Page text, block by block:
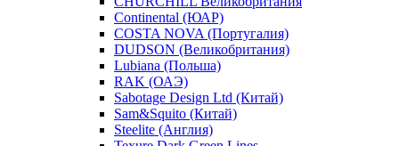
Continental (ЮАР)
COSTA NOVA (Португалия)
DUDSON (Великобритания)
Lubiana (Польша)
RAK (ОАЭ)
Sabotage Design Ltd (Китай)
Sam&Squito (Китай)
Steelite (Англия)